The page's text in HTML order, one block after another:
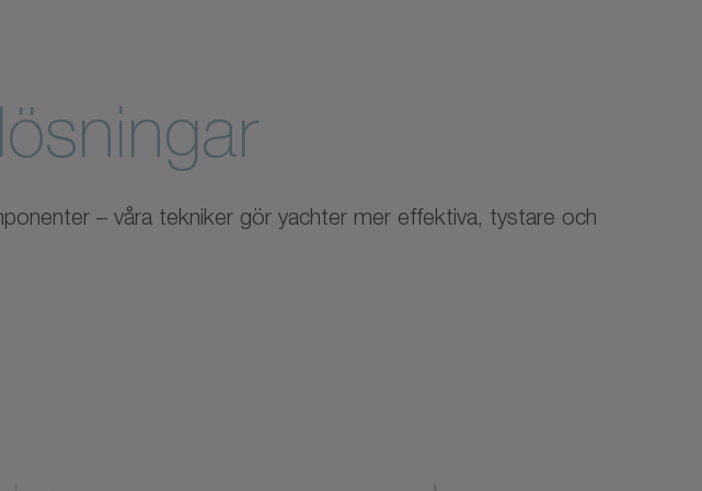
– våra tekniker gör yachter mer effektiva, tystare och